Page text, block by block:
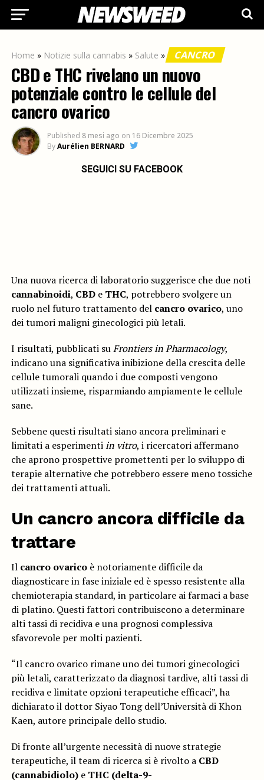
Home » Notizie sulla cannabis » Salute » CANCRO
CBD e THC rivelano un nuovo
potenziale contro le cellule del
cancro ovarico
Published 8 mesi ago on 16 Dicembre 2025
ByAurélien BERNARD
SEGUICI SU FACEBOOK
Una nuova ricerca di laboratorio suggerisce che due noti
cannabinoidi, CBDe THC, potrebbero svolgere un
ruolo nel futuro trattamento del cancro ovarico, uno
dei tumori maligni ginecologici più letali.
I risultati, pubblicati suFrontiers in Pharmacology,
indicano una significativa inibizione della crescita delle
cellule tumorali quando i due composti vengono
utilizzati insieme, risparmiando ampiamente le cellule
sane.
Sebbene questi risultati siano ancora preliminari e
limitati a esperimentiin vitro, i ricercatori affermano
che aprono prospettive promettenti per lo sviluppo di
terapie alternative che potrebbero essere meno tossiche
dei trattamenti attuali.
Un cancro ancora difficile da
trattare
Il cancro ovaricoè notoriamente difficile da
diagnosticare in fase iniziale ed è spesso resistente alla
chemioterapia standard, in particolare ai farmaci a base
di platino. Questi fattori contribuiscono a determinare
alti tassi di recidiva e una prognosi complessiva
sfavorevole per molti pazienti.
“Il cancro ovarico rimane uno dei tumori ginecologici
più letali, caratterizzato da diagnosi tardive, alti tassi di
recidiva e limitate opzioni terapeutiche efficaci”, ha
dichiarato il dottor Siyao Tong dell’Università di Khon
Kaen, autore principale dello studio.
Di fronte all’urgente necessità di nuove strategie
terapeutiche, il team di ricerca si è rivolto a CBD
(cannabidiolo)e THC (delta-9-